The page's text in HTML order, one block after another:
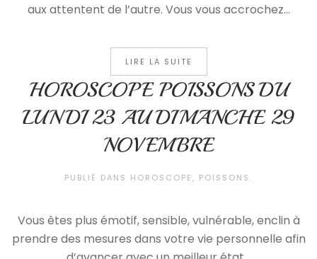
aux attentent de l’autre. Vous vous accrochez...
LIRE LA SUITE
HOROSCOPE POISSONS DU
LUNDI 23 AU DIMANCHE 29
NOVEMBRE
PUBLIÉ DANS HOROSCOPE, POISSONS .
Vous êtes plus émotif, sensible, vulnérable, enclin à
prendre des mesures dans votre vie personnelle afin